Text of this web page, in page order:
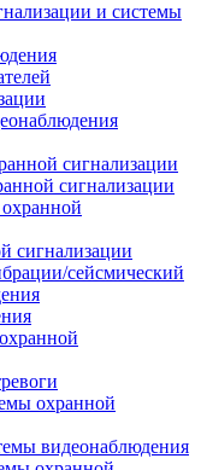
и системы
сигнализации
сигнализации
сигнализации
сейсмический
охранной
видеонаблюдения